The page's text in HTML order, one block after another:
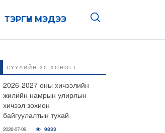
ТЭРГҮҮН МЭДЭЭ
СҮҮЛИЙН 30 ХОНОГТ
2026-2027 оны хичээлийн
жилийн намрын улирлын
хичээл зохион
байгуулалтын тухай
2026-07-09 9833